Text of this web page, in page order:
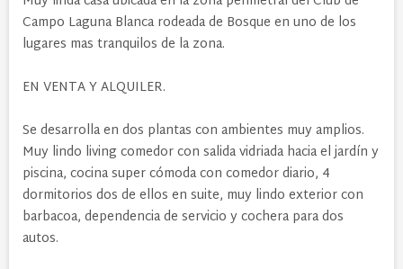
Campo Laguna Blanca rodeada de Bosque en uno de los
lugares mas tranquilos de la zona.
EN VENTA Y ALQUILER.
Se desarrolla en dos plantas con ambientes muy amplios.
Muy lindo living comedor con salida vidriada hacia el jardín y
piscina, cocina super cómoda con comedor diario, 4
dormitorios dos de ellos en suite, muy lindo exterior con
barbacoa, dependencia de servicio y cochera para dos
autos.